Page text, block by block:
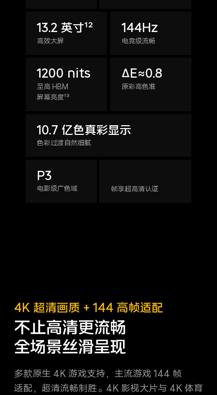
13.2 英寸¹²
高效大屏
144Hz
电竞级流畅
1200 nits
至高 HBM
屏幕亮度¹³
ΔE≈0.8
原彩高色准
10.7 亿色真彩显示
色彩过渡自然细腻
P3
电影级广色域 帧享超高清认证
4K 超清画质 + 144 高帧适配
不止高清更流畅
全场景丝滑呈现
多款原生 4K 游戏支持，主流游戏 144 帧
适配，超清流畅制胜。4K 影视大片与 4K 体育